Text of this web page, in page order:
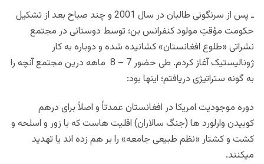
ـ پس از سرنگونی طالبان در سال 2001 و چند صباح بعد از تشکیل
حکومت مؤقتِ مولود کنفرانس بن؛ توسط دوستانی در مجتمع
نشراتی «طلوع افغانستان» کشانیده شده و دوباره به کار
ژونالیستیک آغاز کردم. طی حضور 7 – 8 ماهه درین مجتمع آنچه را
به گونه ستراتیژی دریافتم؛ اینها بود:
دوره موجودیت امریکا در افغانستان عمدتاً و اصلاً برای درهم
کوبیدن وارلورد ها (جنگ سالاران) اقلیت هاست که با زور و اسلحه و
کشت و کشتار «نظم طبیعی جامعه» را بر هم زده اند یا تهدید
میکنند.